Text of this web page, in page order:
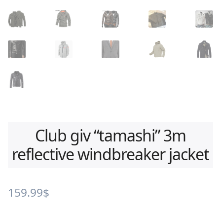
Club giv “tamashi” 3m
reflective windbreaker jacket
159.99$